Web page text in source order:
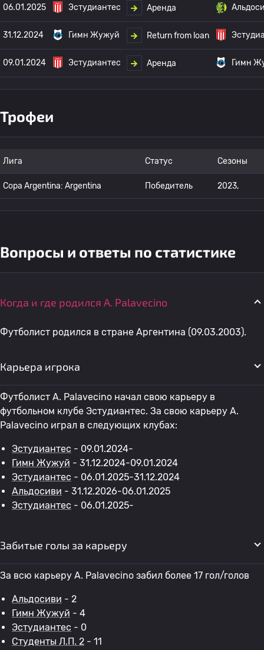
06.01.2025 Эстудиантес Аренда
31.12.2024 Гимн Жужуй Return from loan
09.01.2024 Эстудиантес Аренда Гимн
Трофеи
Лига Статус Сезоны
Copa Argentina: Argentina Победитель 2023,
Вопросы и ответы по статистике
Когда и где родился A. Palavecino
Футболист родился в стране Аргентина (09.03.2003).
Карьера игрока
Футболист A. Palavecino начал свою карьеру в
футбольном клубе Эстудиантес. За свою карьеру A.
Palavecino играл в следующих клубах:
Эстудиантес - 09.01.2024-
Гимн Жужуй - 31.12.2024-09.01.2024
Эстудиантес - 06.01.2025-31.12.2024
Альдосиви - 31.12.2026-06.01.2025
Эстудиантес - 06.01.2025-
Забитые голы за карьеру
За всю карьеру A. Palavecino забил более 17 гол/голов
Альдосиви - 2
Гимн Жужуй - 4
Эстудиантес - 0
Студенты Л.П. 2 - 11